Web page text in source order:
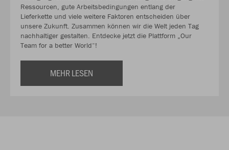
Ressourcen, gute Arbeitsbedingungen entlang der
Lieferkette und viele weitere Faktoren entscheiden über
unsere Zukunft. Zusammen können wir die Welt jeden Tag
nachhaltiger gestalten. Entdecke jetzt die Plattform „Our
Team for a better World“!
MEHR LESEN